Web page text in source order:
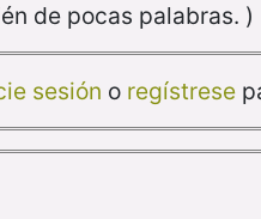
de pocas palabras. )
sesión o regístrese